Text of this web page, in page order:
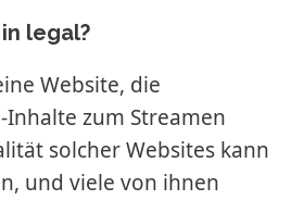
legal?
Website, die
zum Streamen
solcher Websites kann
und viele von ihnen